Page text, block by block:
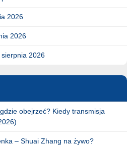
2026
2026
sierpnia 2026
gdzie obejrzeć? Kiedy transmisja
– Shuai Zhang na żywo?